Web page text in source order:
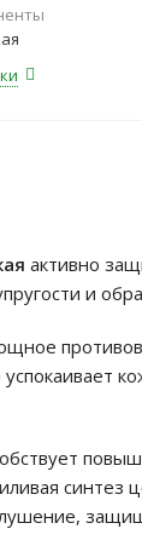
активно
и
синтез